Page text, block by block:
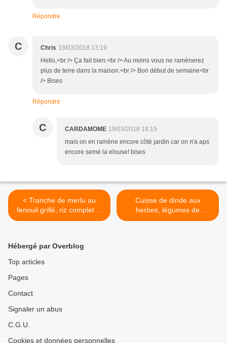
Répondre
C Chris 19/03/2018 13:19
Hello,<br /> Ça fait bien.<br /> Au moins vous ne ramènerez
plus de terre dans la maison.<br /> Bon début de semaine<br
/> Bises
Répondre
C CARDAMOME 19/03/2018 18:15
mais on en ramène encore côté jardin car on n'a aps
encore semé la elouse! bises
< Tranche de merlu au
fenouil grillé, riz complet et
riz noir en toute simplicité
Cuisse de dinde aux
herbes, légumes de
printemps (omnicuiseur,
Hébergé par Overblog
Top articles
Pages
Contact
Signaler un abus
C.G.U.
Cookies et données personnelles